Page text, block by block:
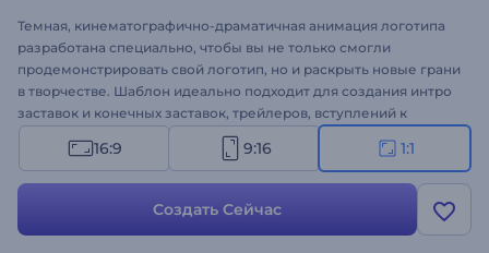
Темная, кинематографично-драматичная анимация логотипа
разработана специально, чтобы вы не только смогли
продемонстрировать свой логотип, но и раскрыть новые грани
в творчестве. Шаблон идеально подходит для создания интро
заставок и конечных заставок, трейлеров, вступлений к
фильмам и других видеопроектов с темным дизайном и
энергетикой. Загрузите свой логотип, а анимацию мы берем
16:9 9:16 1:1
Создать Сейчас